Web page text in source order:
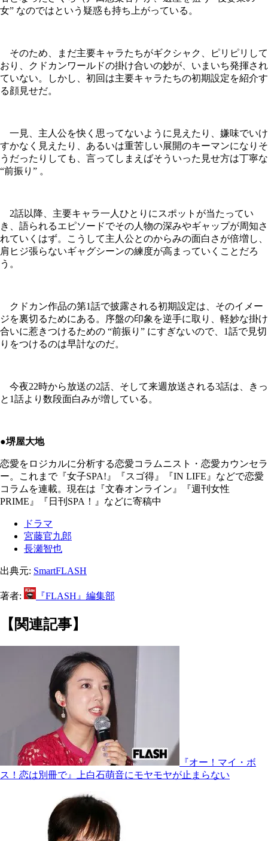
女” なのではという疑惑も持ち上がっている。
そのため、まだ主要キャラたちがギクシャク、ピリピリして
おり、クドカンワールドの掛け合いの妙が、いまいち発揮され
ていない。しかし、初回は主要キャラたちの初期設定を紹介す
る顔見せだ。
一見、主人公を快く思ってないように見えたり、嫌味でいけ
すかなく見えたり、あるいは重苦しい展開のキーマンになりそ
うだったりしても、言ってしまえばそういった見せ方は丁寧な
“前振り” 。
2話以降、主要キャラ一人ひとりにスポットが当たってい
き、語られるエピソードでその人物の深みやギャップが周知さ
れていくはず。こうして主人公とのからみの面白さが倍増し、
肩ヒジ張らないギャグシーンの練度が高まっていくことだろ
う。
クドカン作品の第1話で披露される初期設定は、そのイメー
ジを裏切るためにある。序盤の印象を逆手に取り、軽妙な掛け
合いに惹きつけるための “前振り” にすぎないので、1話で見切
りをつけるのは早計なのだ。
今夜22時から放送の2話、そして来週放送される3話は、きっ
と1話より数段面白みが増している。
●堺屋大地
恋愛をロジカルに分析する恋愛コラムニスト・恋愛カウンセラ
ー。これまで『女子SPA!』『スゴ得』『IN LIFE』などで恋愛
コラムを連載。現在は『文春オンライン』『週刊女性
PRIME』『日刊SPA！』などに寄稿中
ドラマ
宮藤官九郎
長瀬智也
出典元: SmartFLASH
著者: 『FLASH』編集部
【関連記事】
『オー！マイ・ボ
ス！恋は別冊で』上白石萌音にモヤモヤが止まらない